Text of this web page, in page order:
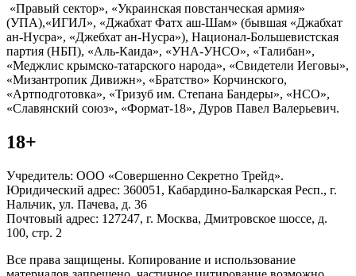
«Правый сектор», «Украинская повстанческая армия»
(УПА),«ИГИЛ», «Джабхат Фатх аш-Шам» (бывшая «Джабхат
ан-Нусра», «Джебхат ан-Нусра»), Национал-Большевистская
партия (НБП), «Аль-Каида», «УНА-УНСО», «Талибан»,
«Меджлис крымско-татарского народа», «Свидетели Иеговы»,
«Мизантропик Дивижн», «Братство» Корчинского,
«Артподготовка», «Тризуб им. Степана Бандеры», «НСО»,
«Славянский союз», «Формат-18», Дуров Павел Валерьевич.
18+
Учредитель: ООО «Совершенно Секретно Трейд».
Юридический адрес: 360051, Кабардино-Балкарская Респ., г.
Нальчик, ул. Пачева, д. 36
Почтовый адрес: 127247, г. Москва, Дмитровское шоссе, д.
100, стр. 2
Все права защищены. Копирование и использование